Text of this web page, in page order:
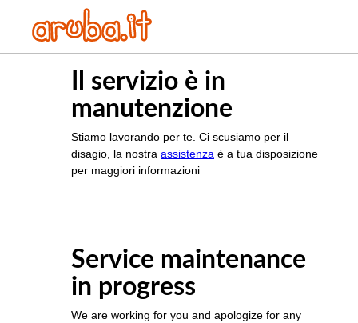
Il servizio è in
manutenzione
Stiamo lavorando per te. Ci scusiamo per il
disagio, la nostra assistenza è a tua disposizione
per maggiori informazioni
Service maintenance
in progress
We are working for you and apologize for any